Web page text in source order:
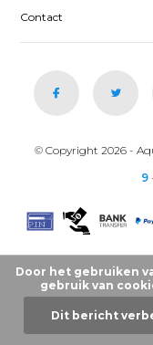
Contact
© Copyright 2026 -
9
Door het gebruiken
gebruik van
Dit bericht